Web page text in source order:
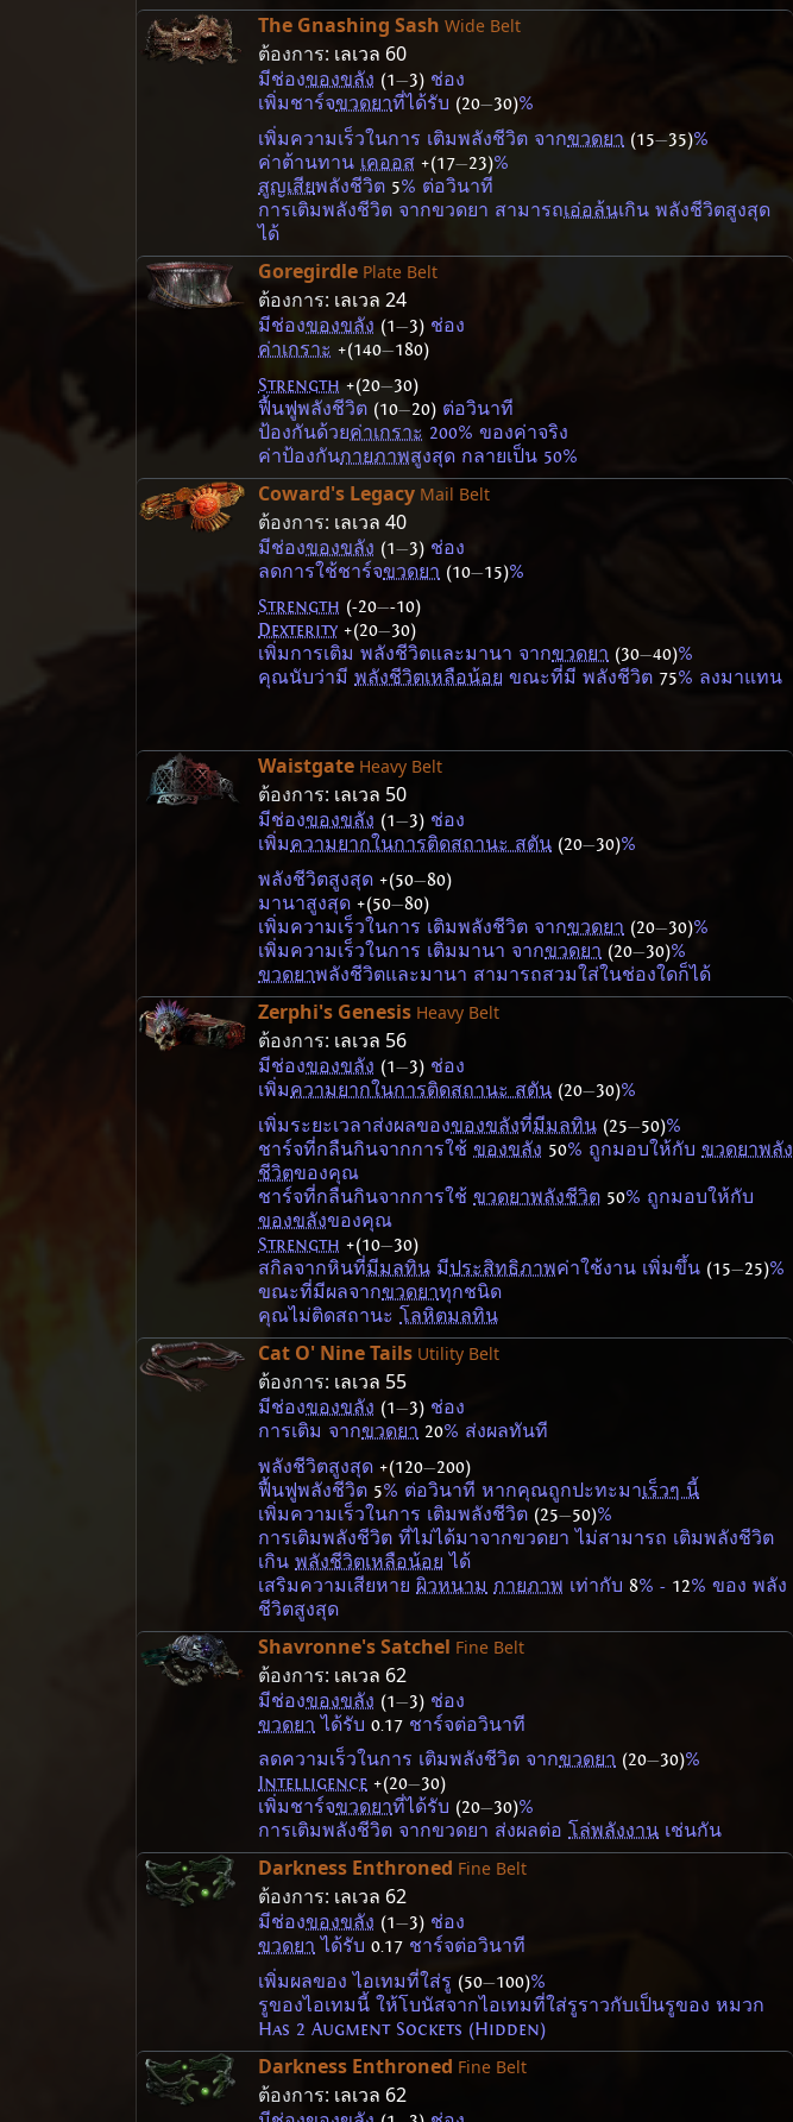
The Gnashing Sash Wide Belt
ต้องการ: เลเวล 60
มีช่องของขลัง (1—3) ช่อง
เพิ่มชาร์จขวดยาที่ได้รับ (20—30)%
เพิ่มความเร็วในการ เติมพลังชีวิต จากขวดยา (15—35)%
ค่าต้านทาน เคออส +(17—23)%
สูญเสียพลังชีวิต 5% ต่อวินาที
การเติมพลังชีวิต จากขวดยา สามารถเอ่อล้นเกิน พลังชีวิตสูงสุด
ได้
Goregirdle Plate Belt
ต้องการ: เลเวล 24
มีช่องของขลัง (1—3) ช่อง
ค่าเกราะ +(140—180)
Strength +(20—30)
ฟื้นฟูพลังชีวิต (10—20) ต่อวินาที
ป้องกันด้วยค่าเกราะ 200% ของค่าจริง
ค่าป้องกันกายภาพสูงสุด กลายเป็น 50%
Coward's Legacy Mail Belt
ต้องการ: เลเวล 40
มีช่องของขลัง (1—3) ช่อง
ลดการใช้ชาร์จขวดยา (10—15)%
Strength (-20—-10)
Dexterity +(20—30)
เพิ่มการเติม พลังชีวิตและมานา จากขวดยา (30—40)%
คุณนับว่ามี พลังชีวิตเหลือน้อย ขณะที่มี พลังชีวิต 75% ลงมาแทน
Waistgate Heavy Belt
ต้องการ: เลเวล 50
มีช่องของขลัง (1—3) ช่อง
เพิ่มความยากในการติดสถานะ สตัน (20—30)%
พลังชีวิตสูงสุด +(50—80)
มานาสูงสุด +(50—80)
เพิ่มความเร็วในการ เติมพลังชีวิต จากขวดยา (20—30)%
เพิ่มความเร็วในการ เติมมานา จากขวดยา (20—30)%
ขวดยาพลังชีวิตและมานา สามารถสวมใส่ในช่องใดก็ได้
Zerphi's Genesis Heavy Belt
ต้องการ: เลเวล 56
มีช่องของขลัง (1—3) ช่อง
เพิ่มความยากในการติดสถานะ สตัน (20—30)%
เพิ่มระยะเวลาส่งผลของของขลังที่มีมลทิน (25—50)%
ชาร์จที่กลืนกินจากการใช้ ของขลัง 50% ถูกมอบให้กับ ขวดยาพลัง
ชีวิตของคุณ
ชาร์จที่กลืนกินจากการใช้ ขวดยาพลังชีวิต 50% ถูกมอบให้กับ
ของขลังของคุณ
Strength +(10—30)
สกิลจากหินที่มีมลทิน มีประสิทธิภาพค่าใช้งาน เพิ่มขึ้น (15—25)%
ขณะที่มีผลจากขวดยาทุกชนิด
คุณไม่ติดสถานะ โลหิตมลทิน
Cat O' Nine Tails Utility Belt
ต้องการ: เลเวล 55
มีช่องของขลัง (1—3) ช่อง
การเติม จากขวดยา 20% ส่งผลทันที
พลังชีวิตสูงสุด +(120—200)
ฟื้นฟูพลังชีวิต 5% ต่อวินาที หากคุณถูกปะทะมาเร็วๆ นี้
เพิ่มความเร็วในการ เติมพลังชีวิต (25—50)%
การเติมพลังชีวิต ที่ไม่ได้มาจากขวดยา ไม่สามารถ เติมพลังชีวิต
เกิน พลังชีวิตเหลือน้อย ได้
เสริมความเสียหาย ผิวหนาม กายภาพ เท่ากับ 8% - 12% ของ พลัง
ชีวิตสูงสุด
Shavronne's Satchel Fine Belt
ต้องการ: เลเวล 62
มีช่องของขลัง (1—3) ช่อง
ขวดยา ได้รับ 0.17 ชาร์จต่อวินาที
ลดความเร็วในการ เติมพลังชีวิต จากขวดยา (20—30)%
Intelligence +(20—30)
เพิ่มชาร์จขวดยาที่ได้รับ (20—30)%
การเติมพลังชีวิต จากขวดยา ส่งผลต่อ โล่พลังงาน เช่นกัน
Darkness Enthroned Fine Belt
ต้องการ: เลเวล 62
มีช่องของขลัง (1—3) ช่อง
ขวดยา ได้รับ 0.17 ชาร์จต่อวินาที
เพิ่มผลของ ไอเทมที่ใส่รู (50—100)%
รูของไอเทมนี้ ให้โบนัสจากไอเทมที่ใส่รูราวกับเป็นรูของ หมวก
Has 2 Augment Sockets (Hidden)
Darkness Enthroned Fine Belt
ต้องการ: เลเวล 62